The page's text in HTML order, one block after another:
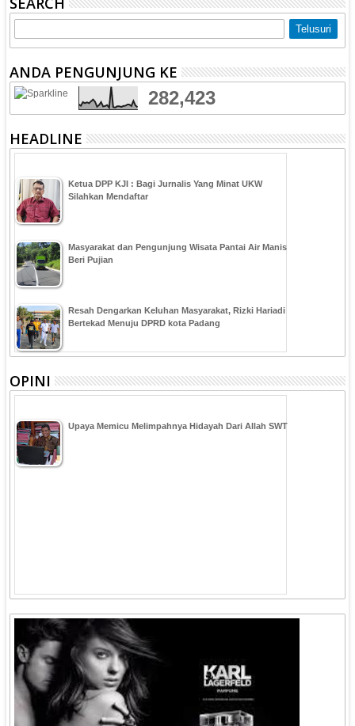
ANDA PENGUNJUNG KE
282,423
HEADLINE
Ketua DPP KJI : Bagi Jurnalis Yang Minat UKW
Silahkan Mendaftar
Masyarakat dan Pengunjung Wisata Pantai Air Manis
Beri Pujian
Resah Dengarkan Keluhan Masyarakat, Rizki Hariadi
Bertekad Menuju DPRD kota Padang
OPINI
Upaya Memicu Melimpahnya Hidayah Dari Allah SWT